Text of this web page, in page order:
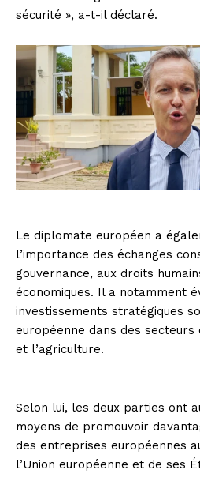
sécurité », a-t-il déclaré.
Le diplomate européen a
l’importance des échanges
gouvernance, aux droits
économiques. Il a notamment
investissements stratégiques
européenne dans des secteurs
et l’agriculture.
Selon lui, les deux parties ont
moyens de promouvoir
des entreprises européennes
l’Union européenne et de ses